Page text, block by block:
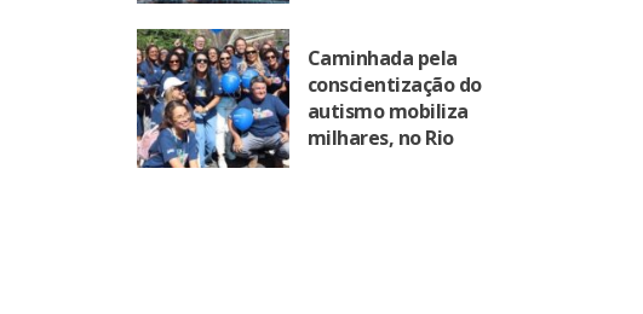
Caminhada pela
conscientização do
autismo mobiliza
milhares, no Rio